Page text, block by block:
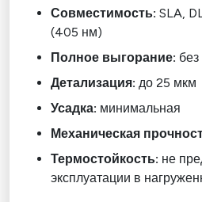
Совместимость: SLA,
(405 нм)
Полное выгорание:
Детализация: до 25 мкм
Усадка: минимальная
Механическая
Термостойкость: не
эксплуатации в